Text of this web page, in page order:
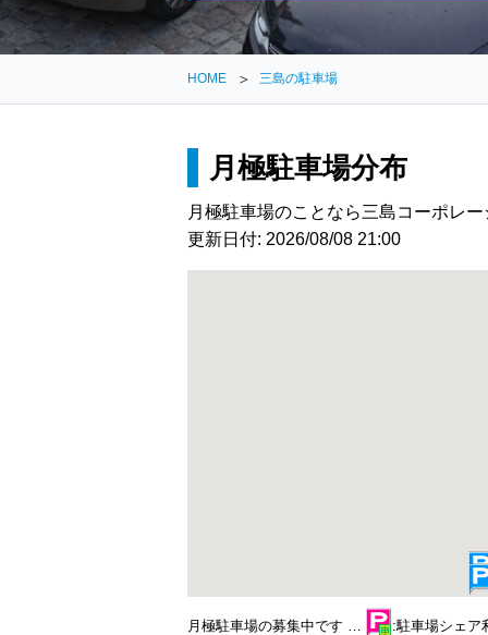
HOME 三島の駐車場
月極駐車場分布
月極駐車場のことなら三島コーポレ
更新日付: 2026/08/08 21:00
月極駐車場の募集中です …
:駐車場シェ